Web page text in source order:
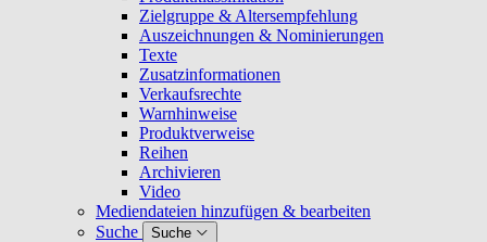
Zielgruppe & Altersempfehlung
Auszeichnungen & Nominierungen
Texte
Zusatzinformationen
Verkaufsrechte
Warnhinweise
Produktverweise
Reihen
Archivieren
Video
Mediendateien hinzufügen & bearbeiten
Suche
Suche